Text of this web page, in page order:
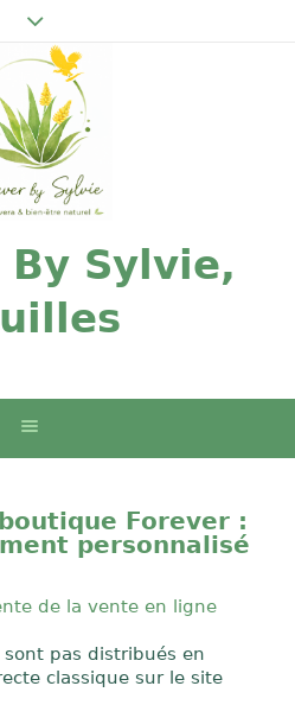
By Sylvie,
Forever :
personnalisé
de la vente en ligne
pas distribués en
classique sur le site